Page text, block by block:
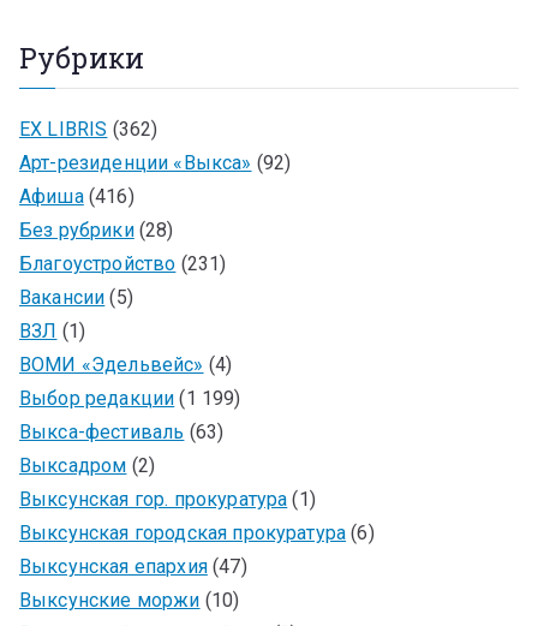
Рубрики
EX LIBRIS (362)
Арт-резиденции «Выкса» (92)
Афиша(416)
Без рубрики(28)
Благоустройство (231)
Вакансии (5)
ВЗЛ (1)
ВОМИ «Эдельвейс» (4)
Выбор редакции (1 199)
Выкса-фестиваль (63)
Выксадром (2)
Выксунская гор. прокуратура (1)
Выксунская городская прокуратура (6)
Выксунская епархия(47)
Выксунские моржи (10)